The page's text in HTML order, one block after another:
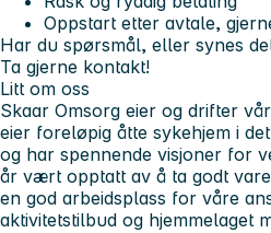
Oppstart etter avtale,
Har du spørsmål, eller synes
Ta gjerne kontakt!
Litt om oss
Skaar Omsorg eier og drifter
eier foreløpig åtte sykehjem i
og har spennende visjoner for
år vært opptatt av å ta godt
en god arbeidsplass for våre
aktivitetstilbud og hjemmelaget